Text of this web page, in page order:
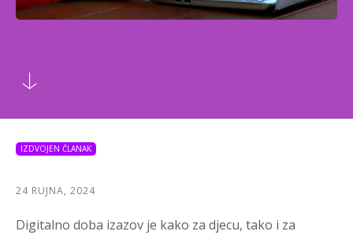
IZDVOJEN ČLANAK
24 RUJNA, 2024
Digitalno doba izazov je kako za djecu, tako i za